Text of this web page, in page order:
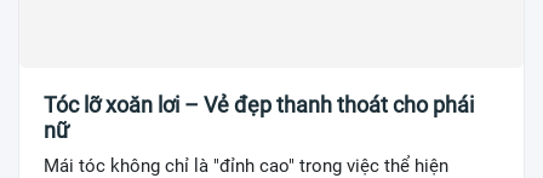
Tóc lỡ xoăn lơi – Vẻ đẹp thanh thoát cho phái
nữ
Mái tóc không chỉ là "đỉnh cao" trong việc thể hiện